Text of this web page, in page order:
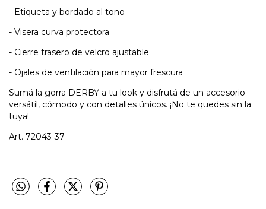
- Etiqueta y bordado al tono
- Visera curva protectora
- Cierre trasero de velcro ajustable
- Ojales de ventilación para mayor frescura
Sumá la gorra DERBY a tu look y disfrutá de un accesorio
versátil, cómodo y con detalles únicos. ¡No te quedes sin la
tuya!
Art. 72043-37